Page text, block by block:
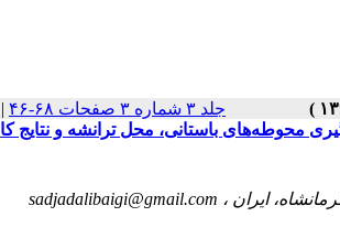
جلد ۳ شماره ۳ صفحات ۶۸-۴۶ |
محوطه‌های باستانی، محل ترانشه و نتایج
sadjadalibaigi@gmail.com